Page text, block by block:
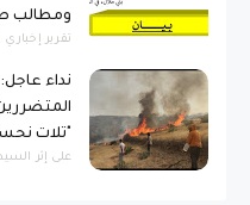
ومطالب
​تقرير
نداء
"تلات
​على إثر